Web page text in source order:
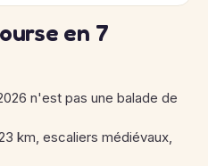
en 7
n'est pas une balade de
km, escaliers médiévaux,